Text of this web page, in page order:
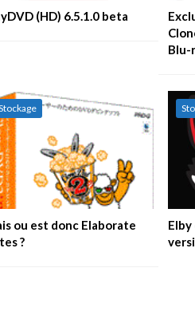
(HD) 6.5.1.0 beta
Blu-
ou est donc Elaborate
?